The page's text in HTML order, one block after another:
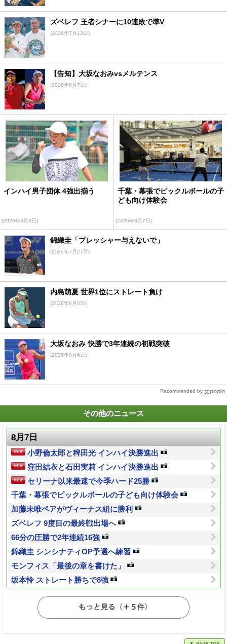
ズベレフ 王者シナーに10連敗で準V
(2026年7月13日)
【告知】大坂なおみvsメルテンス
(2026年8月7日)
インハイ男子団体 4強出揃う
(2026年8月3日)
千葉・幕張でピックルボールの子
ども向け体験会
(2026年8月7日)
錦織圭「プレッシャー与えないで」
(2026年7月27日)
内島萌夏 世界1位にストレート負け
(2026年8月5日)
大坂なおみ 快勝で3年連続の初戦突破
(2026年8月6日)
Recommended by
その他のニュース
8月7日
小野倫太郎と稗田光 インハイ決勝進出
窪田結衣と石田実莉 インハイ決勝進出
セリーナ以来最速で今季ハード25勝
千葉・幕張でピックルボールの子ども向け体験会
加藤未唯ペアがヴィーナス組に勝利
ズベレフ 9度目の最終戦出場へ
66分の圧勝で2年連続16強
錦織圭 シンシナティOP予選へ練習
モンフィス「最後の章を書けた」
坂本怜 ストレート勝ちで8強